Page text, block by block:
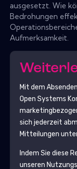
ausgesetzt. Wie
Bedrohungen
Aufmerksamkeit.
Mit dem
Open Systems
sich jederzeit
Mitteilungen
Indem Sie diese
unseren